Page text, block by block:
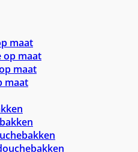
maat
op maat
maat
maat